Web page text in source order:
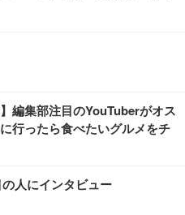
編集部注目のYouTuberがオス
行ったら食べたいグルメをチ
人にインタビュー